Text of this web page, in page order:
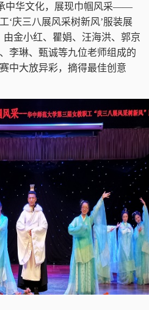
中华文化，展现巾帼风采——
‘庆三八展风采树新风’服装展
金小红、瞿娟、汪海洪、郭京
李琳、甄诚等九位老师组成的
中大放异彩，摘得最佳创意